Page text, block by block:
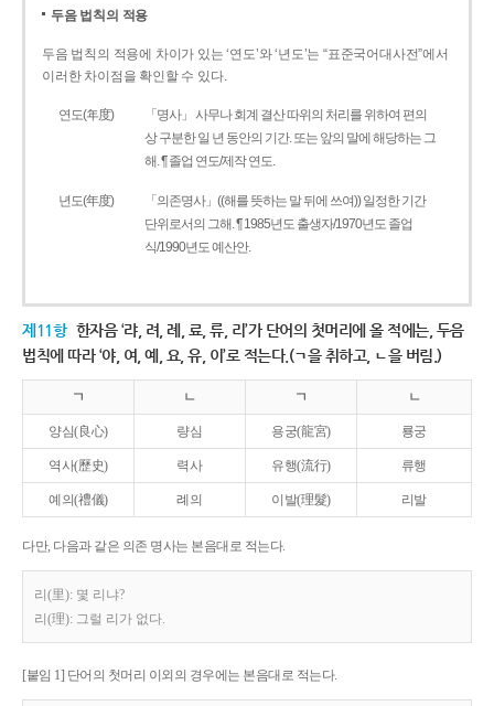
두음 법칙의 적용
두음 법칙의 적용에 차이가 있는 ‘연도’와 ‘년도’는 “표준국어대사전”에서
이러한 차이점을 확인할 수 있다.
연도(年度)
「명사」 사무나 회계 결산 따위의 처리를 위하여 편의
상 구분한 일 년 동안의 기간. 또는 앞의 말에 해당하는 그
해. ¶ 졸업 연도/제작 연도.
년도(年度)
「의존명사」((해를 뜻하는 말 뒤에 쓰여)) 일정한 기간
단위로서의 그해. ¶ 1985년도 출생자/1970년도 졸업
식/1990년도 예산안.
제11항 한자음 ‘랴, 려, 례, 료, 류, 리’가 단어의 첫머리에 올 적에는, 두음
법칙에 따라 ‘야, 여, 예, 요, 유, 이’로 적는다.(ㄱ을 취하고, ㄴ을 버림.)
ㄱ ㄴ ㄱ ㄴ
양심(良心) 량심 용궁(龍宮) 룡궁
역사(歷史) 력사 유행(流行) 류행
예의(禮儀) 례의 이발(理髮) 리발
다만, 다음과 같은 의존 명사는 본음대로 적는다.
리(里): 몇 리냐?
리(理): 그럴 리가 없다.
[붙임 1] 단어의 첫머리 이외의 경우에는 본음대로 적는다.